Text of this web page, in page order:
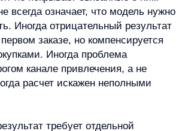
экономику можно считать
— заказ.
выручку, себестоимость товара,
— клиент.
привлечения,
и ценность клиента